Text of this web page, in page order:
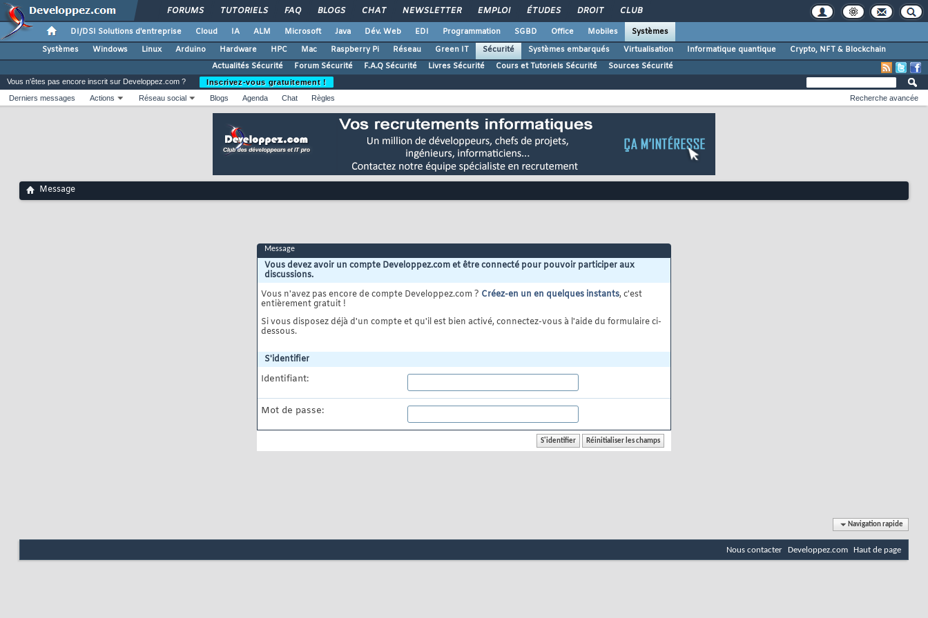
FORUMS TUTORIELS FAQ BLOGS CHAT NEWSLETTER EMPLOI ÉTUDES DROIT CLUB
DI/DSI Solutions d'entreprise Cloud IA ALM Microsoft Java Dév. Web EDI Programmation SGBD Office Mobiles
Systèmes
Systèmes
Windows Linux Arduino Hardware HPC Mac Raspberry Pi Réseau Green IT Sécurité Systèmes embarqués Virtualisation Informatique quantique
Crypto, NFT & Blockchain
Actualités Sécurité
Forum Sécurité F.A.Q Sécurité Livres Sécurité Cours et Tutoriels Sécurité Sources Sécurité
Vous n'êtes pas encore inscrit sur Developpez.com ?
Inscrivez-vous gratuitement !
Derniers messages
Actions Réseau social Blogs Agenda Chat Règles Recherche avancée
Message
Message
Vous devez avoir un compte Developpez.com et être connecté pour pouvoir participer aux
discussions.
Vous n'avez pas encore de compte Developpez.com ? Créez-en un en quelques instants, c'est
entièrement gratuit !
Si vous disposez déjà d'un compte et qu'il est bien activé, connectez-vous à l'aide du formulaire ci-
dessous.
S'identifier
Identifiant:
Mot de passe:
Navigation rapide
Nous contacter Developpez.com Haut de page